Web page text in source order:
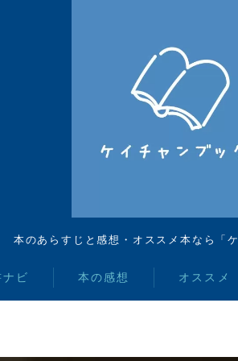
本のあらすじと感想・オススメ本なら「
ビ 本の感想 オススメ